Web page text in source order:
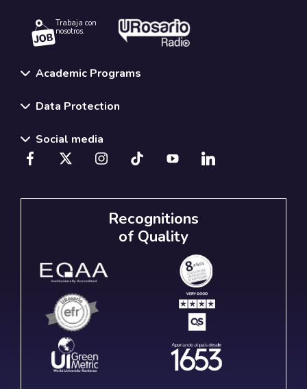
Trabaja con
nosotros.
Academic Programs
Data Protection
Social media
Recognitions
of Quality